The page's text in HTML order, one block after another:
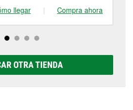
llegar | Compra ahora
OTRA TIENDA